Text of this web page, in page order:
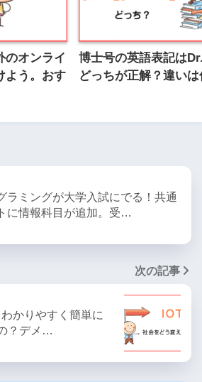
のオンライ
よう。おす
博士号の英語表記は
どっちが正解？違いは
ラミングが大学入試にでる！共通
に情報科目が追加。受…
次の記事
かりやすく簡単に
？デメ…